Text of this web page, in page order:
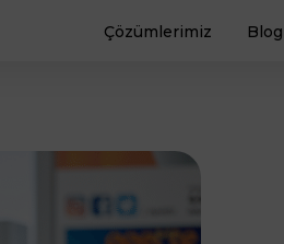
Çözümlerimiz Blog